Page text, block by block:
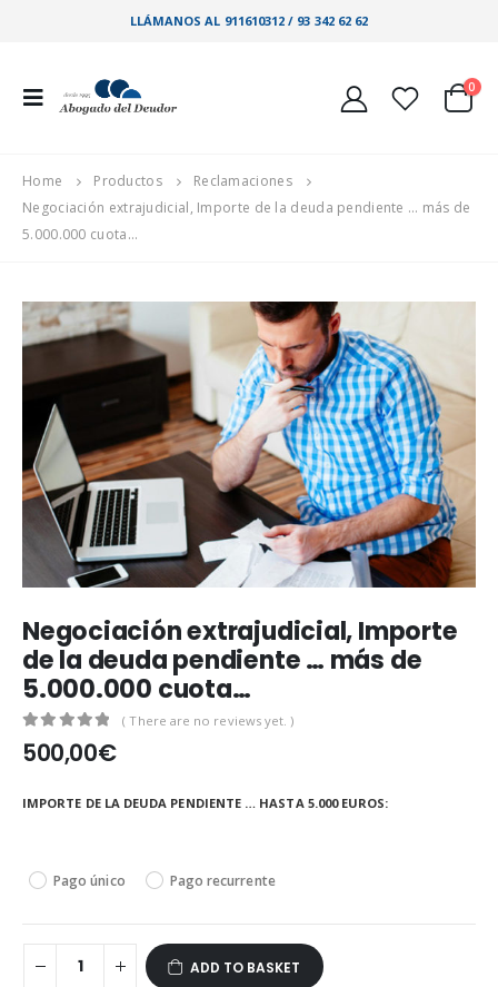
LLÁMANOS AL 911610312 / 93 342 62 62
0
Home Productos
Reclamaciones
Negociación extrajudicial, Importe de la deuda pendiente … más de
5.000.000 cuota…
Negociación extrajudicial, Importe
de la deuda pendiente … más de
5.000.000 cuota…
0out of 5
( There are no reviews yet. )
500,00€
IMPORTE DE LA DEUDA PENDIENTE … HASTA 5.000 EUROS
Pago único Pago recurrente
ADD TO BASKET